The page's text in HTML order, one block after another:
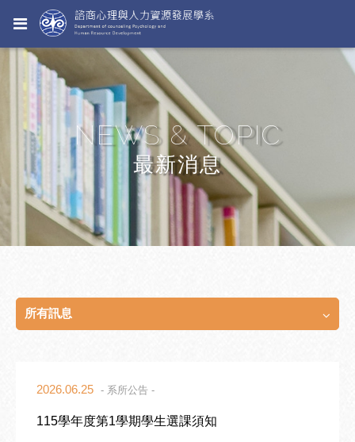
NEWS & TOPIC
最新消息
所有訊息
2026.06.25 - 系所公告 -
115學年度第1學期學生選課須知